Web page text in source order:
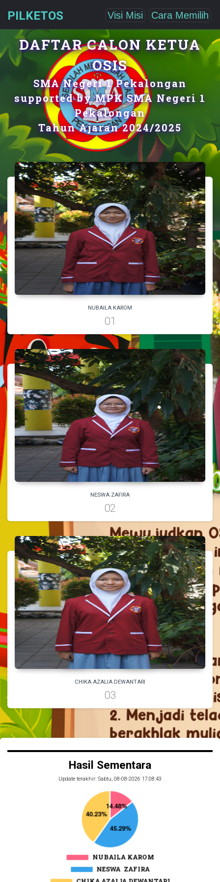
PILKETOS Visi Misi Cara Memilih
DAFTAR CALON KETUA
OSIS
SMA Negeri 1 Pekalongan
supported by MPK SMA Negeri 1
Pekalongan
Tahun Ajaran 2024/2025
PILIH VISI MISI
NUBAILA KAROM
01
PILIH VISI MISI
NESWA ZAFIRA
02
PILIH VISI MISI
CHIKA AZALIA DEWANTARI
03
Hasil Sementara
Update terakhir: Sabtu, 08-08-2026 17:08:45